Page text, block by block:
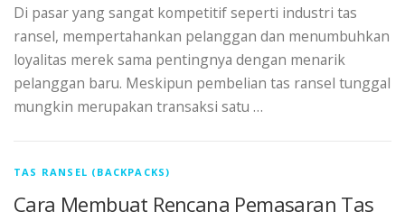
Di pasar yang sangat kompetitif seperti industri tas
ransel, mempertahankan pelanggan dan menumbuhkan
loyalitas merek sama pentingnya dengan menarik
pelanggan baru. Meskipun pembelian tas ransel tunggal
mungkin merupakan transaksi satu …
TAS RANSEL (BACKPACKS)
Cara Membuat Rencana Pemasaran Tas